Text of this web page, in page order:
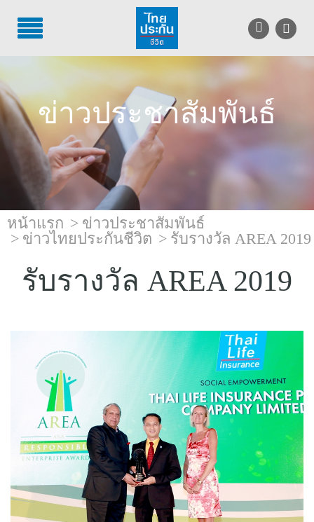
TH EN
บริการลูกค้า
บริการตัวแทน
รู้จักไทยประกันชีวิต
นักลงทุนสัมพันธ์
เพื่อสังคมไทย
บทความ
แบบประกันที่เหมาะกับช่วงอายุ
เปรียบเทียบแบบประกัน
เลือกแบบประกันที่เหมาะกับคุณ
TL Learning Center
ข่าวประชาสัมพันธ์
หน้าแรก
ข่าวประชาสัมพันธ์
ข่าวไทยประกันชีวิต
รับรางวัล AREA 2019
รับรางวัล AREA 2019